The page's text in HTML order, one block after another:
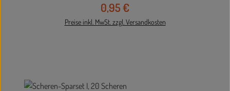
Regulärer Preis:
0,95 €
Preise inkl. MwSt. zzgl. Versandkosten
In den Warenkorb